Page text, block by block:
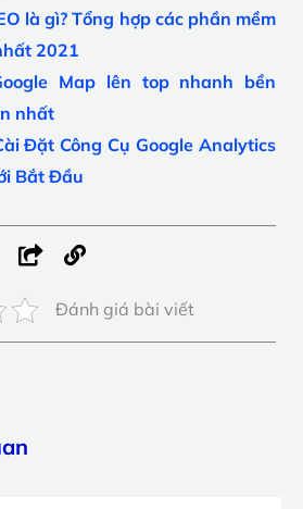
là gì? Tổng hợp các phần mềm
2021
Map lên top nhanh bền
nhất
Đặt Công Cụ Google Analytics
Bắt Đầu
Đánh giá bài viết